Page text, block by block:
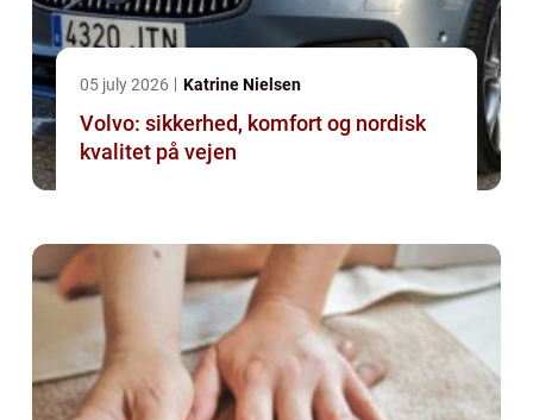
05 july 2026 Katrine Nielsen
Volvo: sikkerhed, komfort og nordisk
kvalitet på vejen